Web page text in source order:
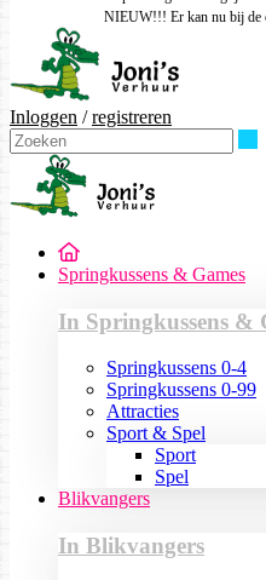
NIEUW!!! Er kan nu bij de
Inloggen /registreren
Springkussens & Games
In Springkussens &
Springkussens 0-4
Springkussens 0-99
Attracties
Sport & Spel
Sport
Spel
Blikvangers
In Blikvangers